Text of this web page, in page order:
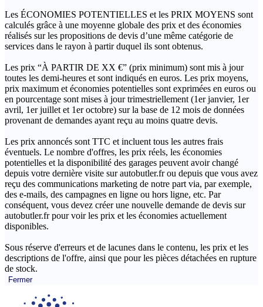
Les ÉCONOMIES POTENTIELLES et les PRIX MOYENS sont
calculés grâce à une moyenne globale des prix et des économies
réalisés sur les propositions de devis d’une même catégorie de
services dans le rayon à partir duquel ils sont obtenus.
Les prix “À PARTIR DE XX €” (prix minimum) sont mis à jour
toutes les demi-heures et sont indiqués en euros. Les prix moyens,
prix maximum et économies potentielles sont exprimées en euros ou
en pourcentage sont mises à jour trimestriellement (1er janvier, 1er
avril, 1er juillet et 1er octobre) sur la base de 12 mois de données
provenant de demandes ayant reçu au moins quatre devis.
Les prix annoncés sont TTC et incluent tous les autres frais
éventuels. Le nombre d'offres, les prix réels, les économies
potentielles et la disponibilité des garages peuvent avoir changé
depuis votre dernière visite sur autobutler.fr ou depuis que vous avez
reçu des communications marketing de notre part via, par exemple,
des e-mails, des campagnes en ligne ou hors ligne, etc. Par
conséquent, vous devez créer une nouvelle demande de devis sur
autobutler.fr pour voir les prix et les économies actuellement
disponibles.
Sous réserve d'erreurs et de lacunes dans le contenu, les prix et les
descriptions de l'offre, ainsi que pour les pièces détachées en rupture
de stock.
Fermer